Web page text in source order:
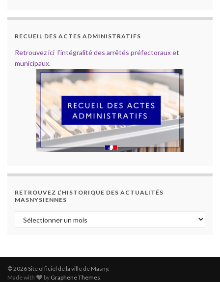
RECUEIL DES ACTES ADMINISTRATIFS
Retrouvez ici l’intégralité des arrêtés préfectoraux et
municipaux.
RETROUVEZ L’HISTORIQUE DES ACTUALITÉS
MASNYSIENNES
Retrouvez l’historique des actualités masnysiennes
© 2026 Site officiel de la ville de Masny.
Made with
by Graphene Themes